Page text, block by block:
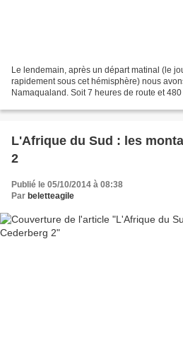
Le lendemain, après un départ matinal (le
rapidement sous cet hémisphère) nous
Namaqualand. Soit 7 heures de route et
L'Afrique du Sud : les
2
Publié le 05/10/2014 à 08:38
Par beletteagile